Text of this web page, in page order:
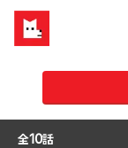
全10話